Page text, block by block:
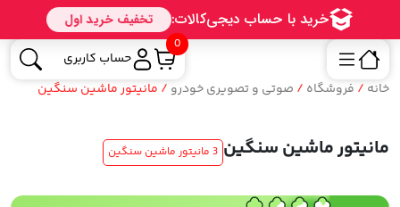
0
حساب کاربری
خانه / فروشگاه / صوتی و تصویری خودرو / مانیتور ماشین سنگین
مانیتور ماشین سنگین 3 مانیتور ماشین سنگین